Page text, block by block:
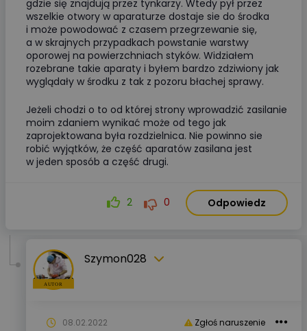
gdzie się znajdują przez tynkarzy. Wtedy pył przez
wszelkie otwory w aparaturze dostaje sie do środka
i może powodować z czasem przegrzewanie się,
a w skrajnych przypadkach powstanie warstwy
oporowej na powierzchniach styków. Widziałem
rozebrane takie aparaty i byłem bardzo zdziwiony jak
wyglądały w środku z tak z pozoru błachej sprawy.
Jeżeli chodzi o to od której strony wprowadzić zasilanie
moim zdaniem wynikać może od tego jak
zaprojektowana była rozdzielnica. Nie powinno sie
robić wyjątków, że część aparatów zasilana jest
w jeden sposób a część drugi.
2 0 Odpowiedz
Szymon028
Zgłoś naruszenie
08.02.2022